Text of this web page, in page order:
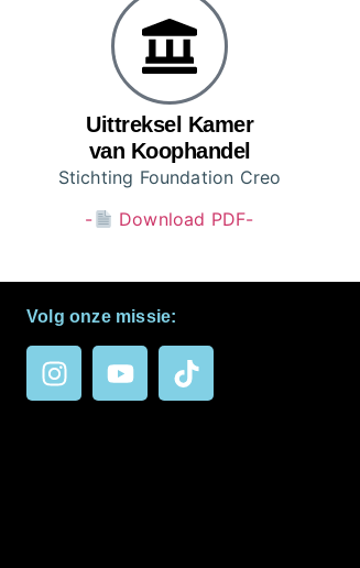
Uittreksel Kamer
van Koophandel
Stichting Foundation Creo
-
Download PDF-
Volg onze missie: